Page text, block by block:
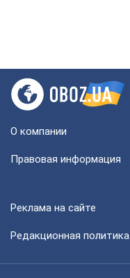
О компании
Правовая информация
Реклама на сайте
Редакционная политика